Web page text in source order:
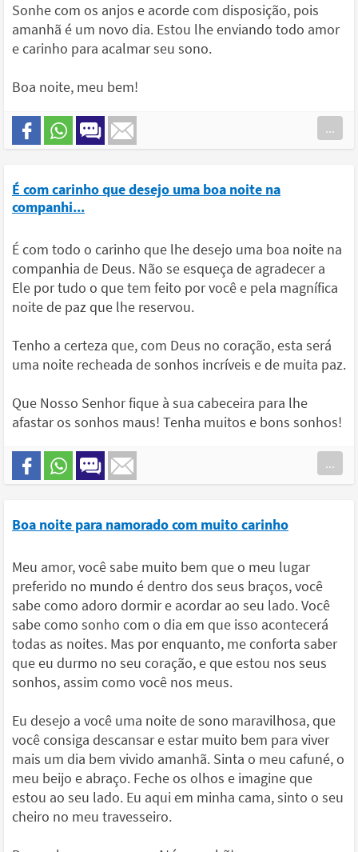
Sonhe com os anjos e acorde com disposição, pois
amanhã é um novo dia. Estou lhe enviando todo amor
e carinho para acalmar seu sono.
Boa noite, meu bem!
...
É com carinho que desejo uma boa noite na
companhi...
É com todo o carinho que lhe desejo uma boa noite na
companhia de Deus. Não se esqueça de agradecer a
Ele por tudo o que tem feito por você e pela magnífica
noite de paz que lhe reservou.
Tenho a certeza que, com Deus no coração, esta será
uma noite recheada de sonhos incríveis e de muita paz.
Que Nosso Senhor fique à sua cabeceira para lhe
afastar os sonhos maus! Tenha muitos e bons sonhos!
...
Boa noite para namorado com muito carinho
Meu amor, você sabe muito bem que o meu lugar
preferido no mundo é dentro dos seus braços, você
sabe como adoro dormir e acordar ao seu lado. Você
sabe como sonho com o dia em que isso acontecerá
todas as noites. Mas por enquanto, me conforta saber
que eu durmo no seu coração, e que estou nos seus
sonhos, assim como você nos meus.
Eu desejo a você uma noite de sono maravilhosa, que
você consiga descansar e estar muito bem para viver
mais um dia bem vivido amanhã. Sinta o meu cafuné, o
meu beijo e abraço. Feche os olhos e imagine que
estou ao seu lado. Eu aqui em minha cama, sinto o seu
cheiro no meu travesseiro.